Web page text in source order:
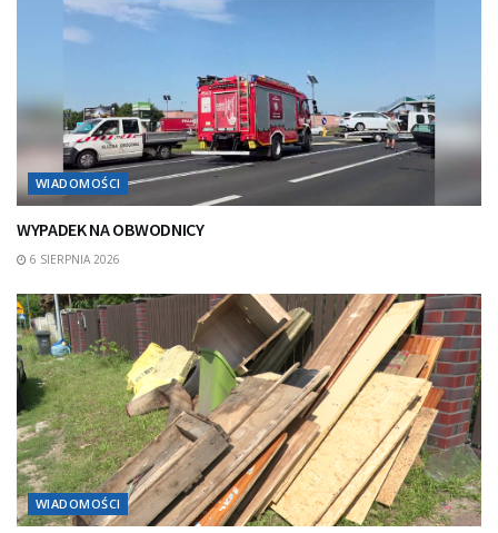
WIADOMOŚCI
WYPADEK NA OBWODNICY
6 SIERPNIA 2026
WIADOMOŚCI